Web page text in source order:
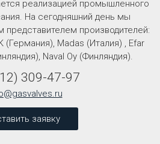
реализацией промышленного
На сегодняшний день мы
производителей:
(Германия), Madas (Италия) , Efar
Naval Oy (Финляндия).
309-47-97
заявку